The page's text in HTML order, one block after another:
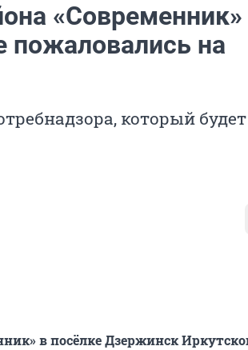
«Современник»
пожаловались на
который будет
в посёлке Дзержинск